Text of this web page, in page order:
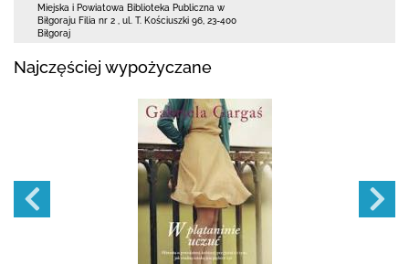
Miejska i Powiatowa Biblioteka Publiczna w
Biłgoraju Filia nr 2
ul. T. Kościuszki 96 23-400
Biłgoraj
Najczęściej wypożyczane